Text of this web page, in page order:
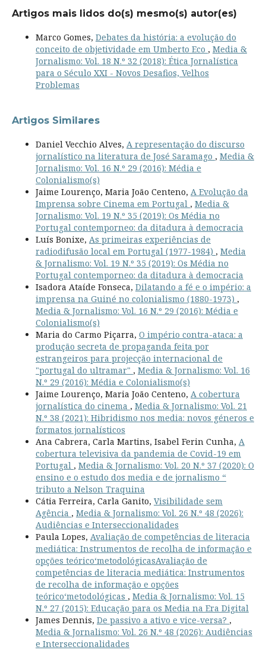
Artigos mais lidos do(s) mesmo(s) autor(es)
Marco Gomes, Debates da história: a evolução do
conceito de objetividade em Umberto Eco , Media &
Jornalismo: Vol. 18 N.º 32 (2018): Ética Jornalística
para o Século XXI - Novos Desafios, Velhos
Problemas
Artigos Similares
Daniel Vecchio Alves, A representação do discurso
jornalístico na literatura de José Saramago , Media &
Jornalismo: Vol. 16 N.º 29 (2016): Média e
Colonialismo(s)
Jaime Lourenço, Maria João Centeno, A Evolução da
Imprensa sobre Cinema em Portugal , Media &
Jornalismo: Vol. 19 N.º 35 (2019): Os Média no
Portugal contemporneo: da ditadura à democracia
Luís Bonixe, As primeiras experiências de
radiodifusão local em Portugal (1977-1984) , Media
& Jornalismo: Vol. 19 N.º 35 (2019): Os Média no
Portugal contemporneo: da ditadura à democracia
Isadora Ataíde Fonseca, Dilatando a fé e o império: a
imprensa na Guiné no colonialismo (1880-1973) ,
Media & Jornalismo: Vol. 16 N.º 29 (2016): Média e
Colonialismo(s)
Maria do Carmo Piçarra, O império contra-ataca: a
produção secreta de propaganda feita por
estrangeiros para projecção internacional de
"portugal do ultramar" , Media & Jornalismo: Vol. 16
N.º 29 (2016): Média e Colonialismo(s)
Jaime Lourenço, Maria João Centeno, A cobertura
jornalística do cinema , Media & Jornalismo: Vol. 21
N.º 38 (2021): Hibridismo nos media: novos géneros e
formatos jornalísticos
Ana Cabrera, Carla Martins, Isabel Ferin Cunha, A
cobertura televisiva da pandemia de Covid-19 em
Portugal , Media & Jornalismo: Vol. 20 N.º 37 (2020): O
ensino e o estudo dos media e de jornalismo “
tributo a Nelson Traquina
Cátia Ferreira, Carla Ganito, Visibilidade sem
Agência , Media & Jornalismo: Vol. 26 N.º 48 (2026):
Audiências e Interseccionalidades
Paula Lopes, Avaliação de competências de literacia
mediática: Instrumentos de recolha de informação e
opções teórico‘metodológicasAvaliação de
competências de literacia mediática: Instrumentos
de recolha de informação e opções
teórico‘metodológicas , Media & Jornalismo: Vol. 15
N.º 27 (2015): Educação para os Media na Era Digital
James Dennis, De passivo a ativo e vice-versa? ,
Media & Jornalismo: Vol. 26 N.º 48 (2026): Audiências
e Interseccionalidades